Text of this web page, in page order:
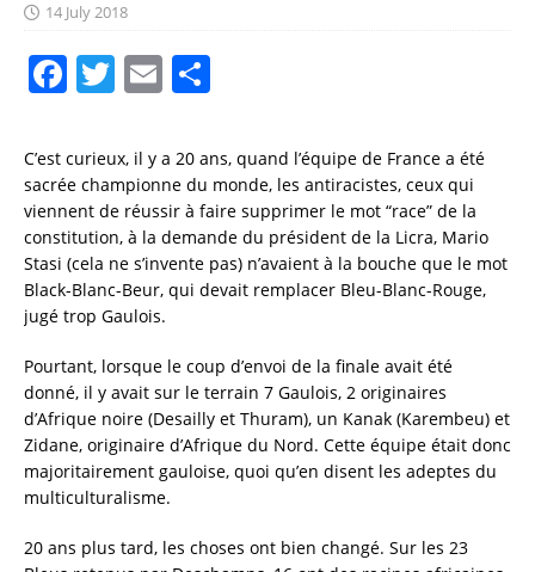
14 July 2018
F
c
e
b
o
o
k
T
it
te
r
E
ai
l
a
re
C’est curieux, il y a 20 ans, quand l’équipe de France a été
sacrée championne du monde, les antiracistes, ceux qui
viennent de réussir à faire supprimer le mot “race” de la
constitution, à la demande du président de la Licra, Mario
Stasi (cela ne s’invente pas) n’avaient à la bouche que le mot
Black-Blanc-Beur, qui devait remplacer Bleu-Blanc-Rouge,
jugé trop Gaulois.
Pourtant, lorsque le coup d’envoi de la finale avait été
donné, il y avait sur le terrain 7 Gaulois, 2 originaires
d’Afrique noire (Desailly et Thuram), un Kanak (Karembeu) et
Zidane, originaire d’Afrique du Nord. Cette équipe était donc
majoritairement gauloise, quoi qu’en disent les adeptes du
multiculturalisme.
20 ans plus tard, les choses ont bien changé. Sur les 23